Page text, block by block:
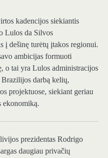
kadencijos siekiantis
Lulos da Silvos
į dešinę turėtų įtakos regionui.
ambicijas formuoti
o tai yra Lulos administracijos
darbą kelių,
projektuose, siekiant geriau
ekonomiką.
prezidentas Rodrigo
daugiau privačių